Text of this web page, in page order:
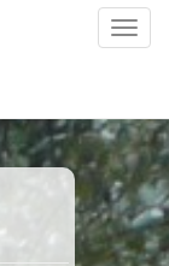
C
b
i
a
r
n
a